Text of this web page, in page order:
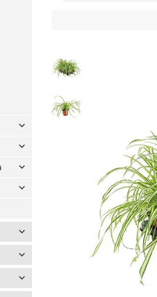
keyboard_arrow_down
keyboard_arrow_down
keyboard_arrow_down
keyboard_arrow_down
keyboard_arrow_down
keyboard_arrow_down
keyboard_arrow_down